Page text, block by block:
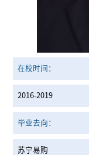
在校时间：
2016-2019
毕业去向：
苏宁易购